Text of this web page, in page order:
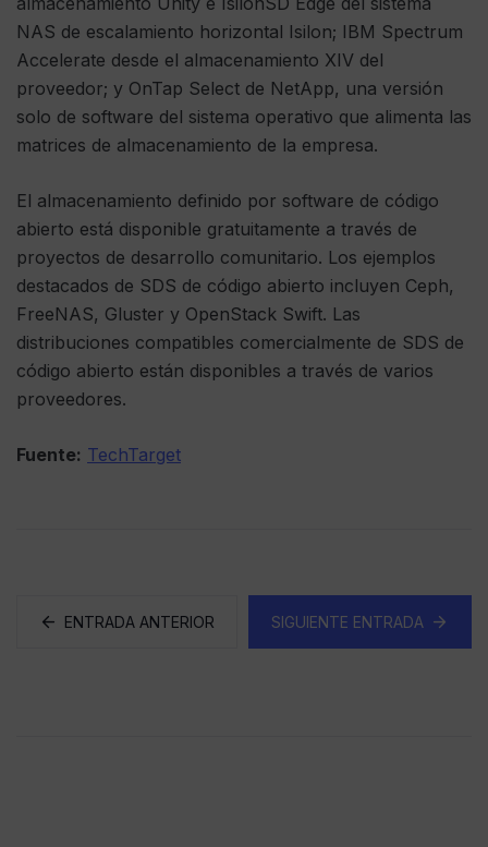
NAS de escalamiento horizontal Isilon; IBM Spectrum
Accelerate desde el almacenamiento XIV del
proveedor; y OnTap Select de NetApp, una versión
solo de software del sistema operativo que alimenta las
matrices de almacenamiento de la empresa.
El almacenamiento definido por software de código
abierto está disponible gratuitamente a través de
proyectos de desarrollo comunitario. Los ejemplos
destacados de SDS de código abierto incluyen Ceph,
FreeNAS, Gluster y OpenStack Swift. Las
distribuciones compatibles comercialmente de SDS de
código abierto están disponibles a través de varios
proveedores.
Fuente: TechTarget
ENTRADA ANTERIOR SIGUIENTE ENTRADA